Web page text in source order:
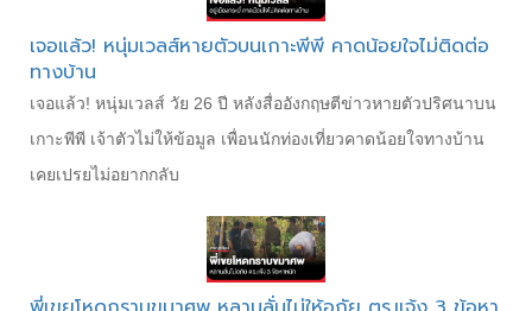
เจอแล้ว! หนุ่มเวลส์หายตัวบนเกาะพีพี คาดน้อยใจไม่ติดต่อ
ทางบ้าน
เจอแล้ว! หนุ่มเวลส์ วัย 26 ปี หลังสื่ออังกฤษตีข่าวหายตัวปริศนาบน
เกาะพีพี เจ้าตัวไม่ให้ข้อมูล เพื่อนนักท่องเที่ยวคาดน้อยใจทางบ้าน
เคยเปรยไม่อยากกลับ